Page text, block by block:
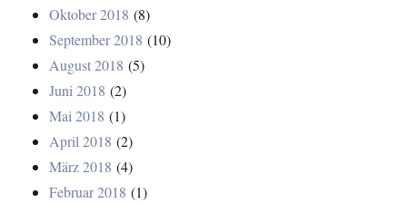
Oktober 2018 (8)
September 2018 (10)
August 2018 (5)
Juni 2018 (2)
Mai 2018 (1)
April 2018 (2)
März 2018 (4)
Februar 2018 (1)